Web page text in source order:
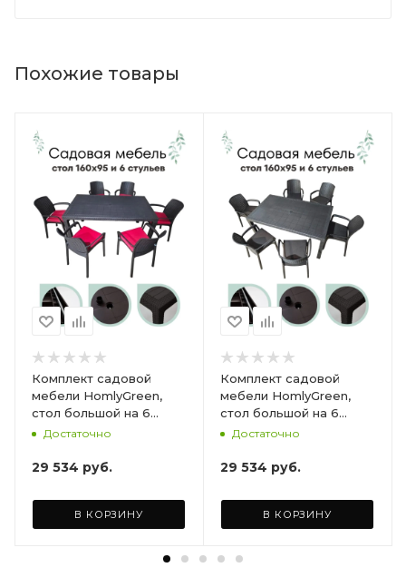
Похожие товары
Комплект садовой
мебели HomlyGreen,
стол большой на 6
персон 153х79х70, 6
бордовыми подушками
Достаточно
29 534 руб.
В КОРЗИНУ
Комплект садовой
мебели HomlyGreen,
стол большой на 6
персон 153х79х70, 6
коричневыми
Достаточно
29 534 руб.
В КОРЗИНУ